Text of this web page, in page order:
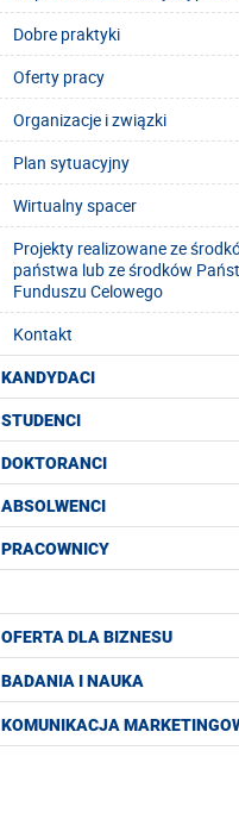
Dobre praktyki
Oferty pracy
Organizacje i związki
Plan sytuacyjny
Wirtualny spacer
Projekty realizowane ze
państwa lub ze środków
Funduszu Celowego
Kontakt
KANDYDACI
STUDENCI
DOKTORANCI
ABSOLWENCI
PRACOWNICY
OFERTA DLA BIZNESU
BADANIA I NAUKA
KOMUNIKACJA